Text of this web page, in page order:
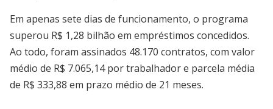
Em apenas sete dias de funcionamento, o programa
superou R$ 1,28 bilhão em empréstimos concedidos.
Ao todo, foram assinados 48.170 contratos, com valor
médio de R$ 7.065,14 por trabalhador e parcela média
de R$ 333,88 em prazo médio de 21 meses.